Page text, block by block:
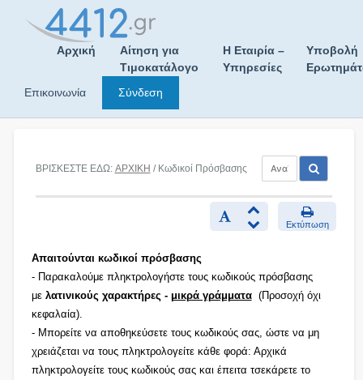
Αρχική
Αίτηση για
Τιμοκατάλογο
Η Εταιρία –
Υπηρεσίες
Υποβολή
Επικοινωνία
Σύνδεση
ΒΡΙΣΚΕΣΤΕ ΕΔΩ: ΑΡΧΙΚΗ / Κωδικοί Πρόσβασης
Εκτύπωση
Απαιτούνται κωδικοί πρόσβασης
- Παρακαλούμε πληκτρολογήστε τους κωδικούς πρόσβασης
με λατινικούς χαρακτήρες - μικρά γράμματα(Προσοχή όχι
κεφαλαία).
- Μπορείτε να αποθηκεύσετε τους κωδικούς σας, ώστε να μη
χρειάζεται να τους πληκτρολογείτε κάθε φορά: Αρχικά
πληκτρολογείτε τους κωδικούς σας και έπειτα τσεκάρετε το